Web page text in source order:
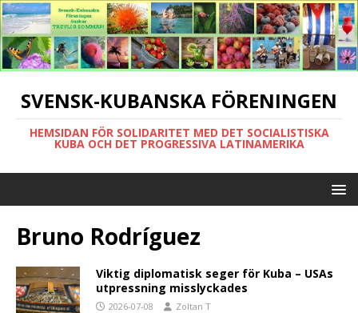
SVENSK-KUBANSKA FÖRENINGEN
HEMSIDAN FÖR SOLIDARITET MED DET SOCIALISTISKA
KUBA OCH DET PROGRESSIVA LATINAMERIKA
Bruno Rodríguez
Viktig diplomatisk seger för Kuba – USAs
utpressning misslyckades
2026-07-08 Zoltan T